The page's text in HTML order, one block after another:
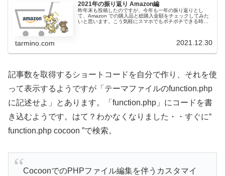
2021年の振り返り Amazon編
昨年末も投稿したのですが、今年も一年の振り返りとし
て、Amazon での購入品と総購入金額をチェックしてみた
いと思います。こう気軽にスマホでもポチポチできる時代
tarmino.com 2021.12.30
記事数を取得するショートコードを自分で作り、それを使
って表示するようですが「テーマファイルのfunction.php
に記述せよ」とあります。「function.php」にコードを書
き込むようです。はて？わかなくなりました・・すぐに“
function.php cocoon ”で検索。
CocoonでのPHPファイル編集を伴うカスタマイ